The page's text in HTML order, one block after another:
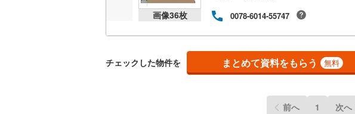
画像36枚 0078-6014-55747
チェックした物件を まとめて資料をもらう 無料
前へ 1 次へ